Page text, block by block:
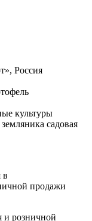
Россия
культуры
садовая
в
продажи
и розничной